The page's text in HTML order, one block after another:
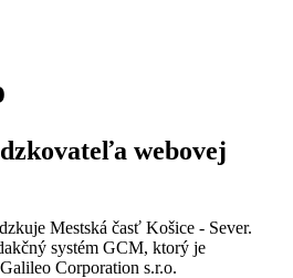
webovej
Mestská časť Košice - Sever.
systém GCM, ktorý je
Corporation s.r.o.